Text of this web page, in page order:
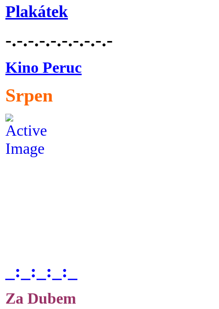
Plakátek
-.-.-.-.-.-.-.-.-.-
Kino Peruc
Srpen
_:_:_:_:_
Za Dubem